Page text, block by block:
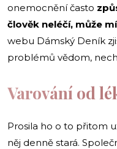
onemocnění často
člověk neléčí, může
webu Dámský Deník
problémů vědom,
Varování od
Prosila ho o to přitom
něj denně stará.